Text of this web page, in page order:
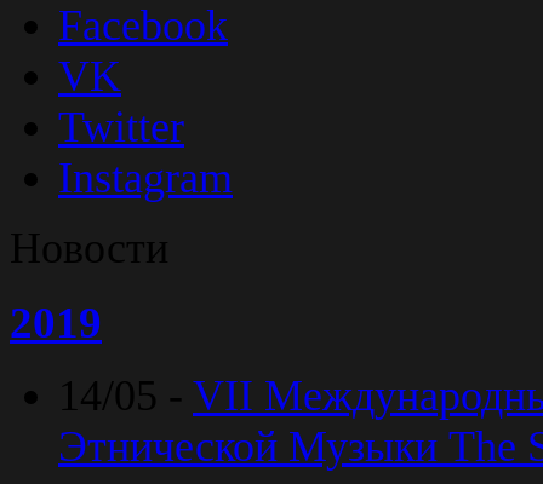
Facebook
VK
Twitter
Instagram
Новости
2019
14/05 - VII
Этнической Музыки The